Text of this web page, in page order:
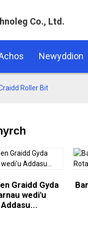
Co., Ltd.
Newyddion
Roller Bit
Graidd Gyda
wedi'u
Addasu...